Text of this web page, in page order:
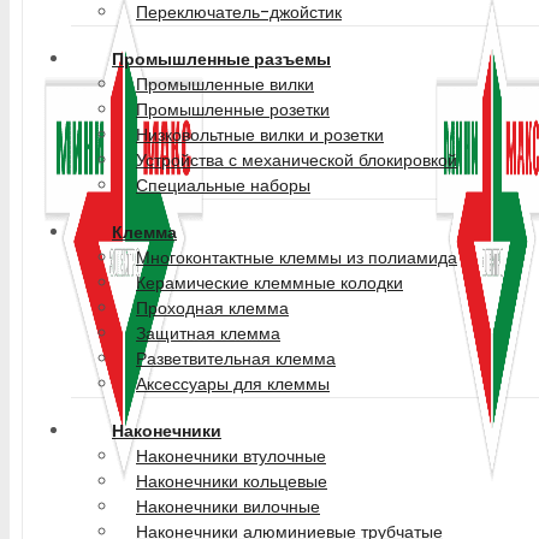
Переключатель-джойстик
Промышленные разъемы
Промышленные вилки
Промышленные розетки
Низковольтные вилки и розетки
Устройства с механической блокировкой
Специальные наборы
Клемма
Многоконтактные клеммы из полиамида
Керамические клеммные колодки
Проходная клемма
Защитная клемма
Разветвительная клемма
Аксессуары для клеммы
Наконечники
Наконечники втулочные
Наконечники кольцевые
Наконечники вилочные
Наконечники алюминиевые трубчатые